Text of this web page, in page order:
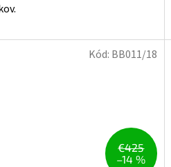
€425
–14 %
Kód: BB011/18